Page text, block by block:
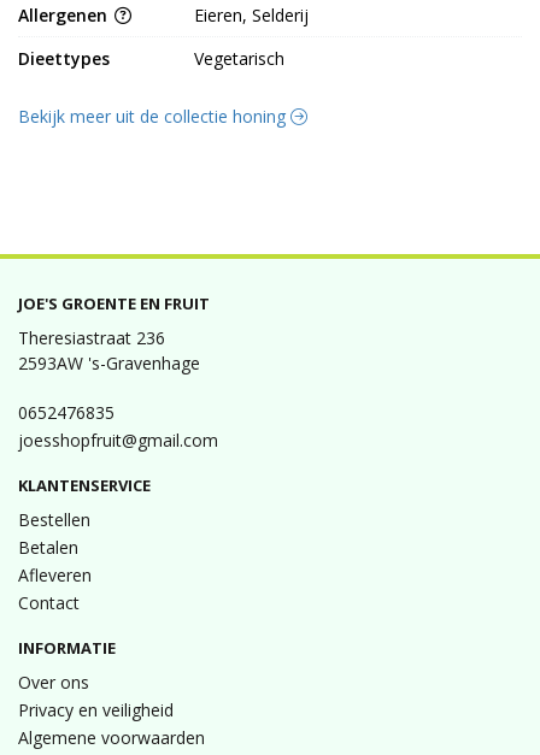
Allergenen
Eieren, Selderij
Dieettypes
Vegetarisch
Bekijk meer uit de collectie honing
JOE'S GROENTE EN FRUIT
Theresiastraat 236
2593AW 's-Gravenhage
0652476835
joesshopfruit@gmail.com
KLANTENSERVICE
Bestellen
Betalen
Afleveren
Contact
INFORMATIE
Over ons
Privacy en veiligheid
Algemene voorwaarden